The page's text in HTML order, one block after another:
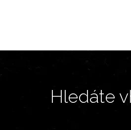
Hledáte